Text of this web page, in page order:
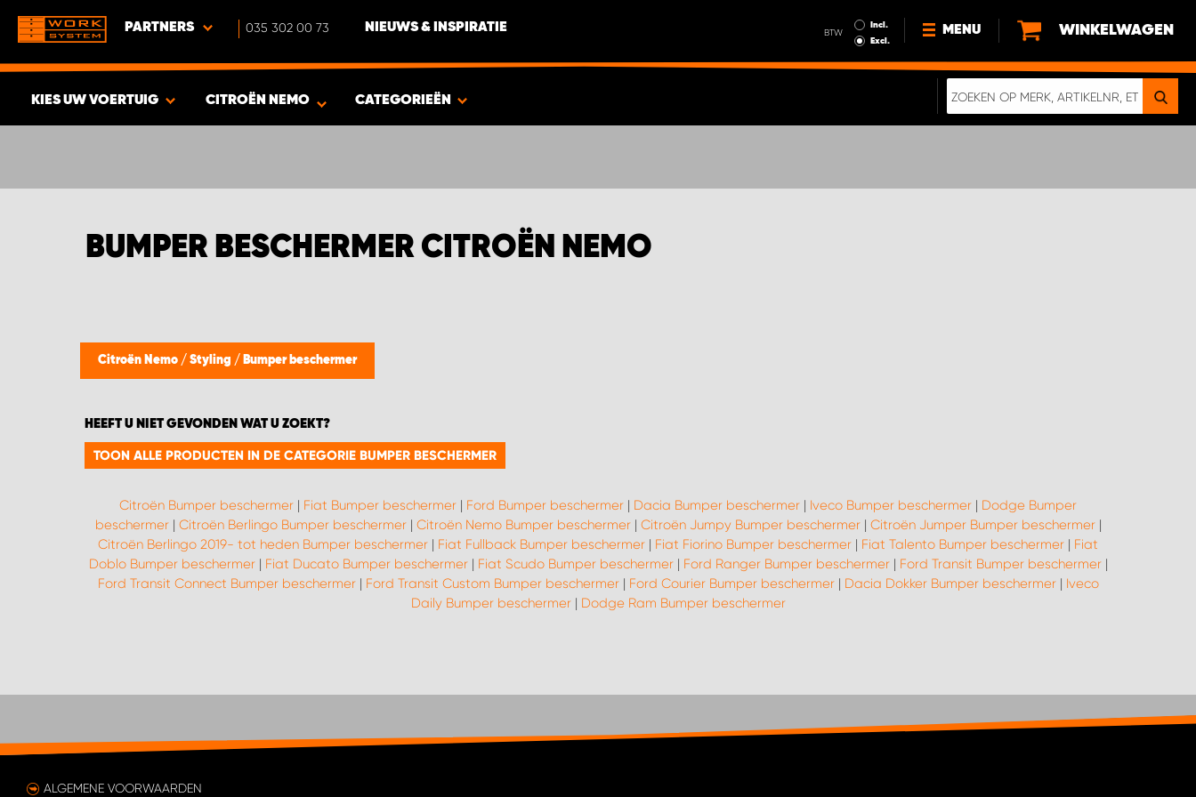
PARTNERS 035 302 00 73 NIEUWS & INSPIRATIE BTW
Incl.
Excl.
MENU
NIEUWS
WINKELWAGEN
KIES UW VOERTUIG
PRODUCTEN
CITROËN NEMO CATEGORIEËN
BUMPER BESCHERMER CITROËN NEMO
Citroën Nemo / Styling / Bumper beschermer
HEEFT U NIET GEVONDEN WAT U ZOEKT?
TOON ALLE PRODUCTEN IN DE CATEGORIE BUMPER BESCHERMER
Citroën Bumper beschermer | Fiat Bumper beschermer | Ford Bumper beschermer | Dacia Bumper beschermer | Iveco Bumper beschermer | Dodge Bumper
beschermer| Citroën Berlingo Bumper beschermer| Citroën Nemo Bumper beschermer| Citroën Jumpy Bumper beschermer| Citroën Jumper Bumper beschermer|
Citroën Berlingo 2019- tot heden Bumper beschermer | Fiat Fullback Bumper beschermer | Fiat Fiorino Bumper beschermer | Fiat Talento Bumper beschermer | Fiat
Doblo Bumper beschermer| Fiat Ducato Bumper beschermer| Fiat Scudo Bumper beschermer| Ford Ranger Bumper beschermer| Ford Transit Bumper beschermer|
Ford Transit Connect Bumper beschermer| Ford Transit Custom Bumper beschermer| Ford Courier Bumper beschermer| Dacia Dokker Bumper beschermer| Iveco
Daily Bumper beschermer| Dodge Ram Bumper beschermer
ALGEMENE VOORWAARDEN